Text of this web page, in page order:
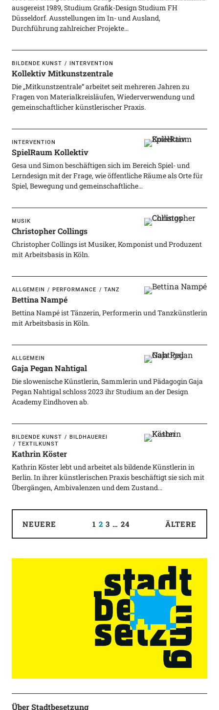
ausgereist 1989, Studium Grafik-Design Studium FH
Düsseldorf. Ausstellungen im In- und Ausland,
Durchführung zahlreicher Projekte…
BILDENDE KUNST INTERVENTION
Kollektiv Mitkunstzentrale
Die „Mitkunstzentrale“ arbeitet seit mehreren Jahren zu
Fragen von Materialkreisläufen, Wiederverwendung und
gemeinschaftlicher künstlerischer Praxis.
INTERVENTION
SpielRaum Kollektiv
Gesa und Simon beschäftigen sich im Bereich Spiel- und
Lerndesign mit der Frage, wie öffentliche Räume als Orte für
Spiel, Bewegung und gemeinschaftliche…
MUSIK
Christopher Collings
Christopher Collings ist Musiker, Komponist und Produzent
mit Arbeitsbasis in Köln.
ALLGEMEIN PERFORMANCE TANZ
Bettina Nampé
Bettina Nampé ist Tänzerin, Performerin und Tanzkünstlerin
mit Arbeitsbasis in Köln.
ALLGEMEIN
Gaja Pegan Nahtigal
Die slowenische Künstlerin, Sammlerin und Pädagogin Gaja
Pegan Nahtigal schloss 2023 ihr Studium an der Design
Academy Eindhoven ab.
BILDENDE KUNST
BILDHAUEREI
TEXTILKUNST
Kathrin Köster
Kathrin Köster lebt und arbeitet als bildende Künstlerin in
Berlin. In ihrer künstlerischen Praxis beschäftigt sie sich mit
Übergängen, Ambivalenzen und dem Zustand…
NEUERE 1 2 3 … 24 ÄLTERE
Über Stadtbesetzung